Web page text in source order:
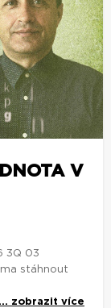
V
3Q 03
stáhnout
zobrazit více